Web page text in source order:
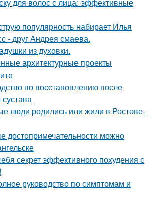
популярность набирает Илья
- друг Андрея смаева.
из духовки.
архитектурные проекты
по восстановлению после
люди родились или жили в Ростове-
достопримечательности можно
секрет эффективного похудения с
руководство по симптомам и